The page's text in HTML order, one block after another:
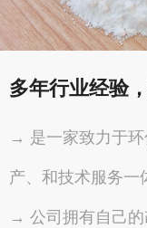
多年行业经验
→ 是一家致力于环
产、和技术服务一
→ 公司拥有自己的